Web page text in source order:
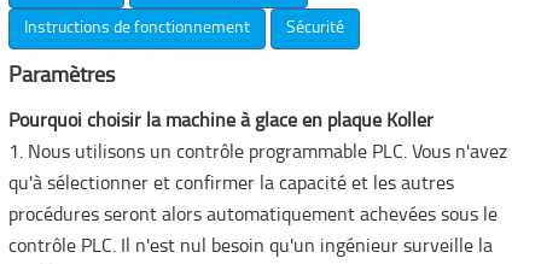
Instructions de fonctionnement Sécurité
Paramètres
Pourquoi choisir la machine à glace en plaque Koller
1. Nous utilisons un contrôle programmable PLC. Vous n'avez
qu'à sélectionner et confirmer la capacité et les autres
procédures seront alors automatiquement achevées sous le
contrôle PLC. Il n'est nul besoin qu'un ingénieur surveille la